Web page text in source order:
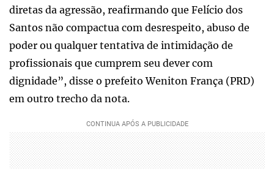
diretas da agressão, reafirmando que Felício dos
Santos não compactua com desrespeito, abuso de
poder ou qualquer tentativa de intimidação de
profissionais que cumprem seu dever com
dignidade”, disse o prefeito Weniton França (PRD)
em outro trecho da nota.